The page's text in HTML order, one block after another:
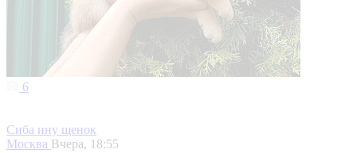
6
Сиба ину щенок
Москва Вчера, 18:55